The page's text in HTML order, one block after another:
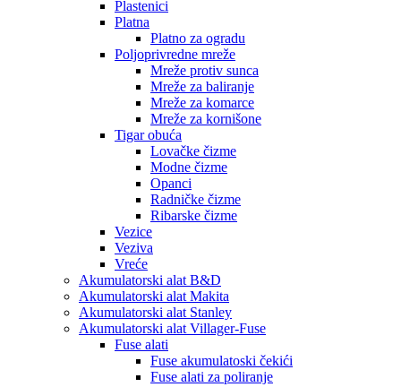
Plastenici
Platna
Platno za ogradu
Poljoprivredne mreže
Mreže protiv sunca
Mreže za baliranje
Mreže za komarce
Mreže za kornišone
Tigar obuća
Lovačke čizme
Modne čizme
Opanci
Radničke čizme
Ribarske čizme
Vezice
Veziva
Vreće
Akumulatorski alat B&D
Akumulatorski alat Makita
Akumulatorski alat Stanley
Akumulatorski alat Villager-Fuse
Fuse alati
Fuse akumulatoski čekići
Fuse alati za poliranje